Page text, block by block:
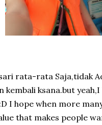
rata-rata Saja,tidak
kembali ksana.but
I hope when more
that makes people